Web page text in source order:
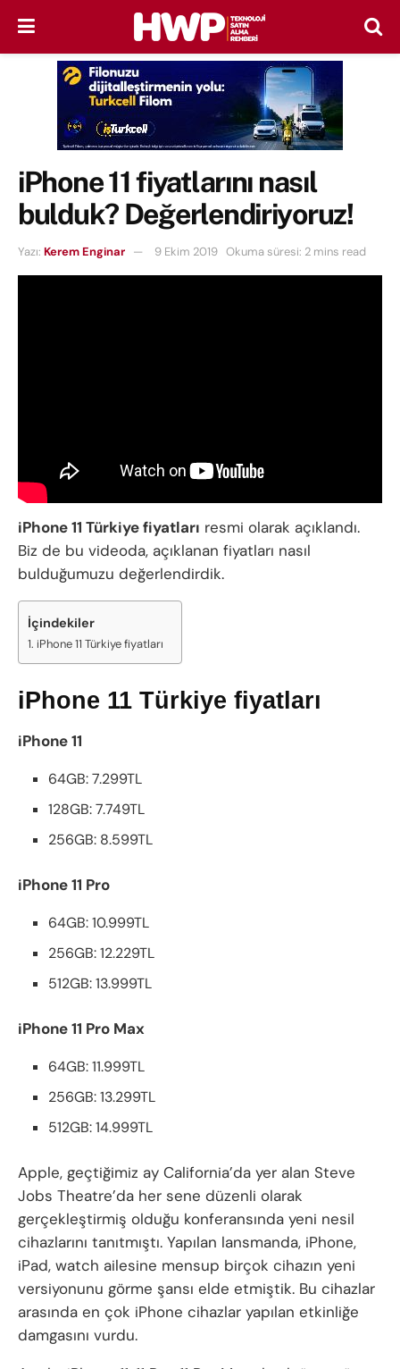
iPhone 11 fiyatlarını nasıl
bulduk? Değerlendiriyoruz!
Yazı: Kerem Enginar 9 Ekim 2019 Okuma süresi: 2 mins read
iPhone 11 Türkiye fiyatları resmi olarak açıklandı.
Biz de bu videoda, açıklanan fiyatları nasıl
bulduğumuzu değerlendirdik.
İçindekiler
iPhone 11 Türkiye fiyatları
iPhone 11 Türkiye fiyatları
iPhone 11
64GB: 7.299TL
128GB: 7.749TL
256GB: 8.599TL
iPhone 11 Pro
64GB: 10.999TL
256GB: 12.229TL
512GB: 13.999TL
iPhone 11 Pro Max
64GB: 11.999TL
256GB: 13.299TL
512GB: 14.999TL
Apple, geçtiğimiz ay California’da yer alan Steve
Jobs Theatre’da her sene düzenli olarak
gerçekleştirmiş olduğu konferansında yeni nesil
cihazlarını tanıtmıştı. Yapılan lansmanda, iPhone,
iPad, watch ailesine mensup birçok cihazın yeni
versiyonunu görme şansı elde etmiştik. Bu cihazlar
arasında en çok iPhone cihazlar yapılan etkinliğe
damgasını vurdu.